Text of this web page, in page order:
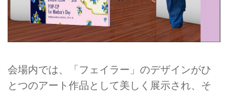
会場内では、「フェイラー」のデザインがひ
とつのアート作品として美しく展示され、そ